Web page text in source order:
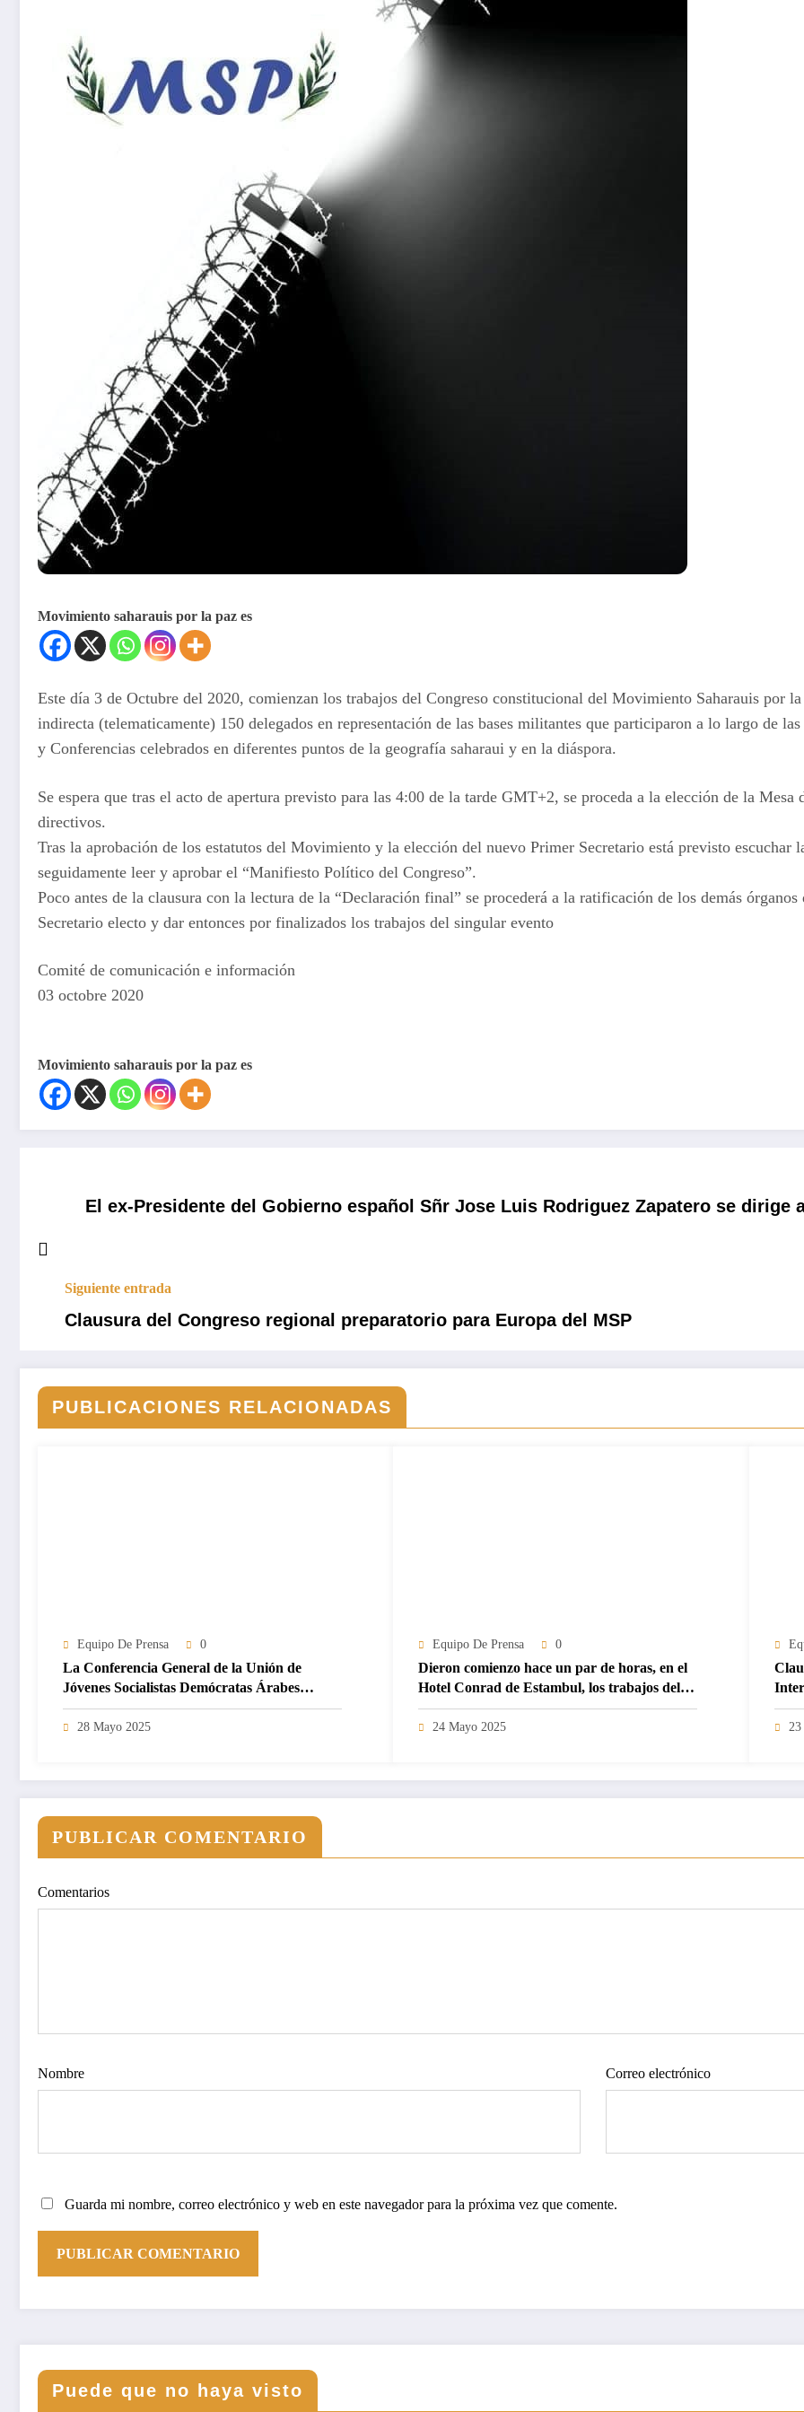
Movimiento saharauis por la paz es
Este día 3 de Octubre del 2020, comienzan los trabajos del Congreso constitucional del Movimiento Saharauis por
indirecta (telematicamente) 150 delegados en representación de las bases militantes que participaron a lo largo de
y Conferencias celebrados en diferentes puntos de la geografía saharaui y en la diáspora.
Se espera que tras el acto de apertura previsto para las 4:00 de la tarde GMT+2, se proceda a la elección de la
directivos.
Tras la aprobación de los estatutos del Movimiento y la elección del nuevo Primer Secretario está previsto escuchar
seguidamente leer y aprobar el “Manifiesto Político del Congreso”.
Poco antes de la clausura con la lectura de la “Declaración final” se procederá a la ratificación de los demás
Secretario electo y dar entonces por finalizados los trabajos del singular evento
Comité de comunicación e información
03 octobre 2020
Movimiento saharauis por la paz es
El ex-Presidente del Gobierno español Sñr Jose Luis Rodriguez Zapatero se dirige
Siguiente entrada
Clausura del Congreso regional preparatorio para Europa del MSP
PUBLICACIONES RELACIONADAS
Equipo De Prensa 0
La Conferencia General de la Unión de
Jóvenes Socialistas Demócratas Árabes
otorga la membresía de pleno derecho a la
Juventud Saharaui por Paz.
28 Mayo 2025
Equipo De Prensa 0
Dieron comienzo hace un par de horas, en el
Hotel Conrad de Estambul, los trabajos del
Consejo de la Internacional Socialista.
24 Mayo 2025
del
PUBLICAR COMENTARIO
Comentarios
Nombre Correo electrónico
Guarda mi nombre, correo electrónico y web en este navegador para la próxima vez que comente.
Puede que no haya visto